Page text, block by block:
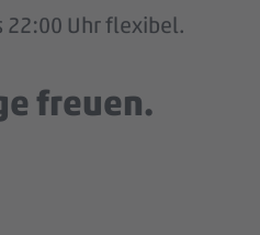
22:00 Uhr flexibel.
freuen.